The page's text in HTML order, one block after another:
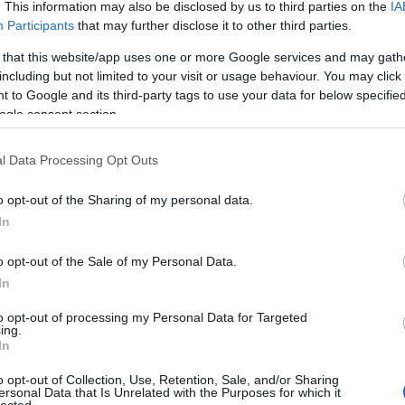
This information may also be disclosed by us to third parties on the
Participants that may further disclose it to other third parties.
that this website/app uses one or more Google services and may
but not limited to your visit or usage behaviour. You may
to Google and its third-party tags to use your data for below
consent section.
Data Processing Opt Outs
opt-out of the Sharing of my personal data.
opt-out of the Sale of my Personal Data.
opt-out of processing my Personal Data for Targeted
opt-out of Collection, Use, Retention, Sale, and/or Sharing
Data that Is Unrelated with the Purposes for which it
lényegében Sopronhoz csatolt településként
Balf, a híres gyógyfürdő központ. Rajzolt kép a balfi
MaNDA Adatbázis, Balatoni Múzeum - Keszthely, CC
műemlékekben gazdag. A…
TOVÁBB